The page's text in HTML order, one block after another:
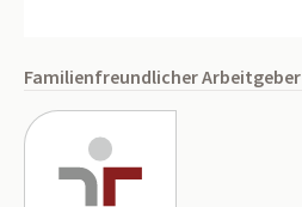
Familienfreundlicher Arbeitgeber